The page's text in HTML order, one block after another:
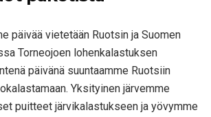
päivää vietetään Ruotsin ja Suomen
Torneojoen lohenkalastuksen
päivänä suuntaamme Ruotsiin
Yksityinen järvemme
puitteet järvikalastukseen ja yövymme